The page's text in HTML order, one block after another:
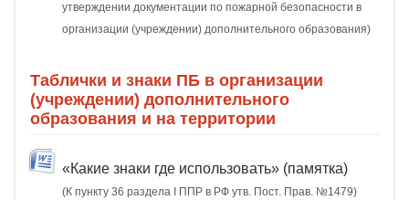
утверждении документации по пожарной безопасности в
организации (учреждении) дополнительного образования)
Таблички и знаки ПБ в организации
(учреждении) дополнительного
образования и на территории
«Какие знаки где использовать» (памятка)
(К пункту 36 раздела I ППР в РФ утв. Пост. Прав. №1479)